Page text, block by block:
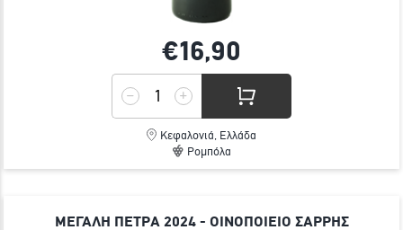
€16,90
Κεφαλονιά, Ελλάδα
Ρομπόλα
ΜΕΓΑΛΗ ΠΕΤΡΑ 2024 - ΟΙΝΟΠΟΙΕΙΟ ΣΑΡΡΗΣ